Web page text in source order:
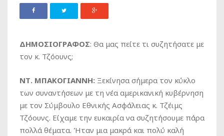
ΔΗΜΟΣΙΟΓΡΑΦΟΣ: Θα μας πείτε τι συζητήσατε με
τον κ. Τζόουνς;
ΝΤ. ΜΠΑΚΟΓΙΑΝΝΗ: Ξεκίνησα σήμερα τον κύκλο
των συναντήσεων με τη νέα αμερικανική κυβέρνηση
με τον Σύμβουλο Εθνικής Ασφάλειας κ. Τζέιμς
Τζόουνς. Είχαμε την ευκαιρία να συζητήσουμε πάρα
πολλά θέματα. Ήταν μια μακρά και πολύ καλή